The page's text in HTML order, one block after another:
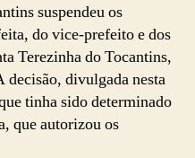
suspendeu os
do vice-prefeito e dos
Terezinha do Tocantins,
decisão, divulgada nesta
tinha sido determinado
que autorizou os